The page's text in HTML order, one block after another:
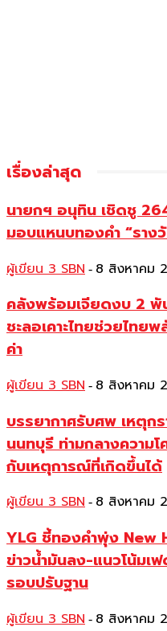
เรื่องล่าสุด
นายกฯ อนุทิน เชิดชู
มอบแหนบทองคำ “ราง
ผู้เขียน 3 SBN - 8 สิงหาคม
คลังพร้อมเจียดงบ 2 พั
ชะลอเคาะไทยช่วยไทย
ค่า
ผู้เขียน 3 SBN - 8 สิงหาคม
บรรยากาศรับศพ เหตุก
นนทบุรี ท่ามกลางความโ
กับเหตุการณ์ที่เกิดขึ้นได้
ผู้เขียน 3 SBN - 8 สิงหาคม
YLG ชี้ทองคำพุ่ง New
ข่าวน้ำมันลง-แนวโน้มเ
รอบปรับฐาน
ผู้เขียน 3 SBN - 8 สิงหาคม